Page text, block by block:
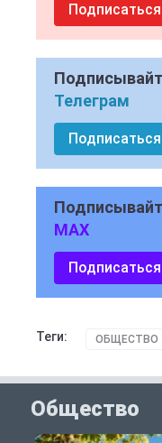
Подписаться
Телеграм
Подписаться
MAX
Подписаться
Теги: ОБЩЕСТВО
Общество